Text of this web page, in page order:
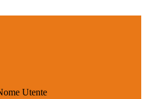
Utente